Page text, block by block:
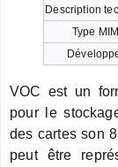
Description
Type
VOC est un
pour le
des cartes son
peut être